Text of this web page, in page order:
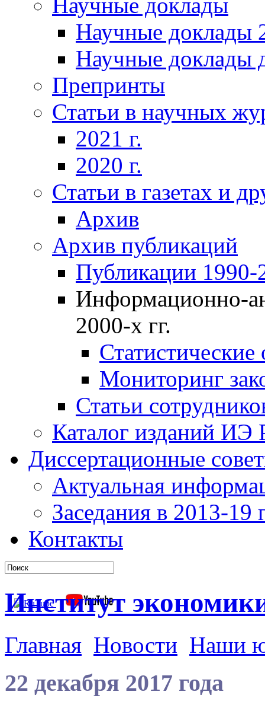
Научные доклады
Научные доклады
Препринты
Статьи в научных
2021 г.
2020 г.
Статьи в газетах и
Архив
Архив публикаций
Публикации 1990-
Информационно-
2000-х гг.
Мониторинг
Статьи
Каталог изданий ИЭ
Диссертационные
Актуальная
Заседания в 2013-19
Контакты
Институт
Главная Новости Наши
22 декабря 2017 года